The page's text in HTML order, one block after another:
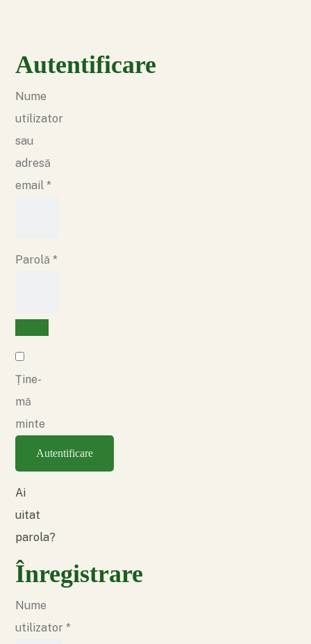
Autentificare
Nume
utilizator
sau
adresă
email *
Parolă *
Ține-
mă
minte
Autentificare
Ai
uitat
parola?
Înregistrare
Nume
utilizator *